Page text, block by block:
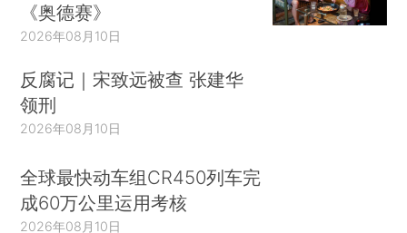
《奥德赛》
2026年08月10日
反腐记｜宋致远被查 张建华
领刑
2026年08月10日
全球最快动车组CR450列车完
成60万公里运用考核
2026年08月10日